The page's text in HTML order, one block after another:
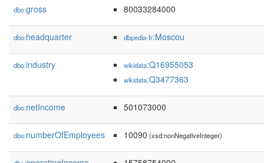
dbo:gross 80033284000
dbo:headquarter dbpedia-fr:Moscou
dbo:industry wikidata:Q16955053
wikidata:Q3477363
dbo:netIncome 501073000
dbo:numberOfEmployees 10090 (xsd:nonNegativeInteger)